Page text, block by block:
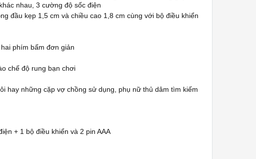
nhau, 3 cường độ sốc điện
đầu kẹp 1,5 cm và chiều cao 1,8 cm cùng với bộ điều khiển
phím bấm đơn giản
chế độ rung bạn chơi
hay những cặp vợ chồng sử dụng, phụ nữ thủ dâm tìm kiếm
+ 1 bộ điều khiển và 2 pin AAA